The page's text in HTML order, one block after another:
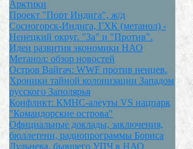
Арктики
Проект "Порт Индига", ж/д
Сосногорск-Индига, ГХК (метанол) -
Ненецкий округ. "За" и "Против".
Идеи развития экономики НАО
Метанол: обзор новостей
Остров Вайгач: WWF против ненцев.
Хроники тайной колонизации Западом
русского Заполярья
Конфликт: КМНС-алеуты VS нацпарк
"Командорские острова"
Официальные доклады, заключения,
бюллетени, радиопрограммы Бориса
Дульнева, бывшего УПЧ в НАО